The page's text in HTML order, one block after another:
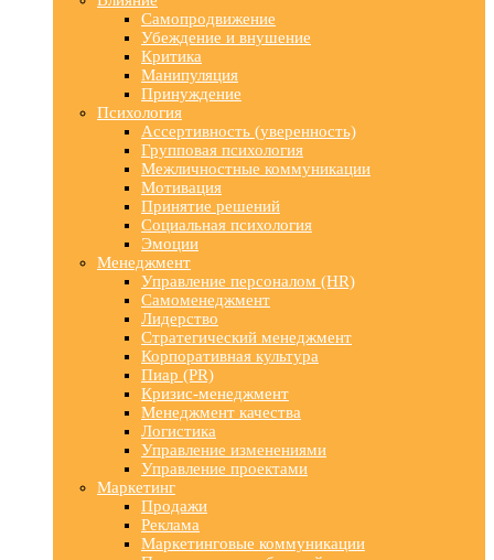
Самопродвижение
Убеждение и внушение
Критика
Манипуляция
Принуждение
Психология
Ассертивность (уверенность)
Групповая психология
Межличностные коммуникации
Мотивация
Принятие решений
Социальная психология
Эмоции
Менеджмент
Управление персоналом (HR)
Самоменеджмент
Лидерство
Стратегический менеджмент
Корпоративная культура
Пиар (PR)
Кризис-менеджмент
Менеджмент качества
Логистика
Управление изменениями
Управление проектами
Маркетинг
Продажи
Реклама
Маркетинговые коммуникации